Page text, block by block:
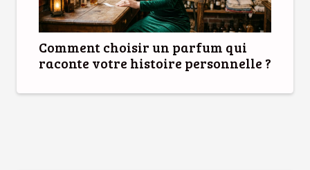
Comment choisir un parfum qui
raconte votre histoire personnelle ?